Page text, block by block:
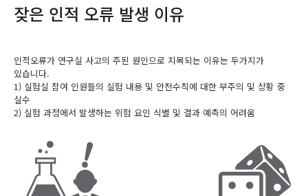
잦은 인적 오류 발생 이유
인적오류가 연구실 사고의 주된 원인으로 지목되는 이유는 두가지가
있습니다.
1) 실험실 참여 인원들의 실험 내용 및 안전수칙에 대한 부주의 및 상황 중
실수
2) 실험 과정에서 발생하는 위험 요인 식별 및 결과 예측의 어려움